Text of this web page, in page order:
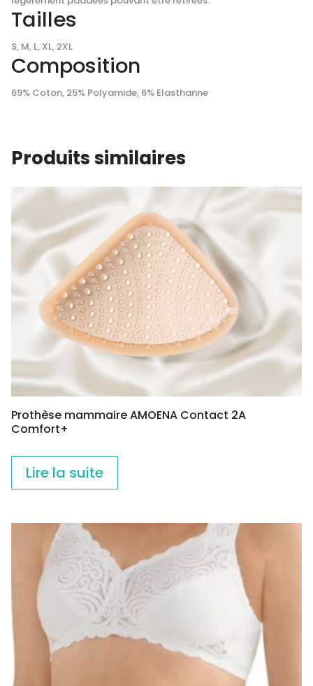
Tailles
S, M, L, XL, 2XL
Composition
69% Coton, 25% Polyamide, 6% Elasthanne
Produits similaires
Prothèse mammaire AMOENA Contact 2A
Comfort+
Lire la suite